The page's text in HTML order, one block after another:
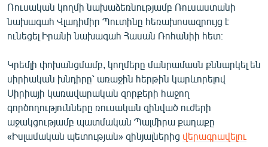
ԱՐԽԻՎ
ՏԵՍԱՆՅՈՒԹԵՐ
ԲԱՆԱՎԵՃ
ՁԳՏԵԼՈՎ ԼԱՎԱԳՈՒՅՆԻՆ
ՓՈԴՔԱՍԹ
Հայերեն
Ռուսական կողմի նախաձեռնությամբ Ռուսաստանի
նախագահ Վլադիմիր Պուտինը հեռախոսազրույց է
ունեցել Իրանի նախագահ Հասան Ռոհանիի հետ։
Կրեմլի փոխանցմամբ, կողմերը մանրամասն քննարկել են
սիրիական խնդիրը՝ առաջին հերթին կարևորելով
Սիրիայի կառավարական զորքերի հաջող
գործողությունները ռուսական զինված ուժերի
աջակցությամբ պատմական Պալմիրա քաղաքը ​
«Իսլամական պետության» զինյալներից վերագրավելու